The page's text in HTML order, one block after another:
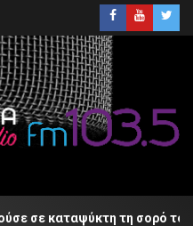
τη σορό του